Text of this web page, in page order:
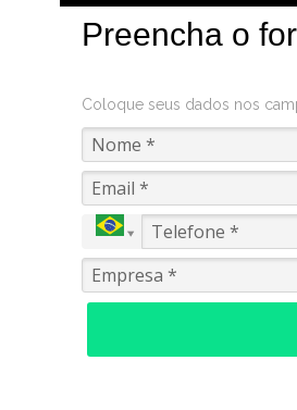
Preencha o
Coloque seus dados nos